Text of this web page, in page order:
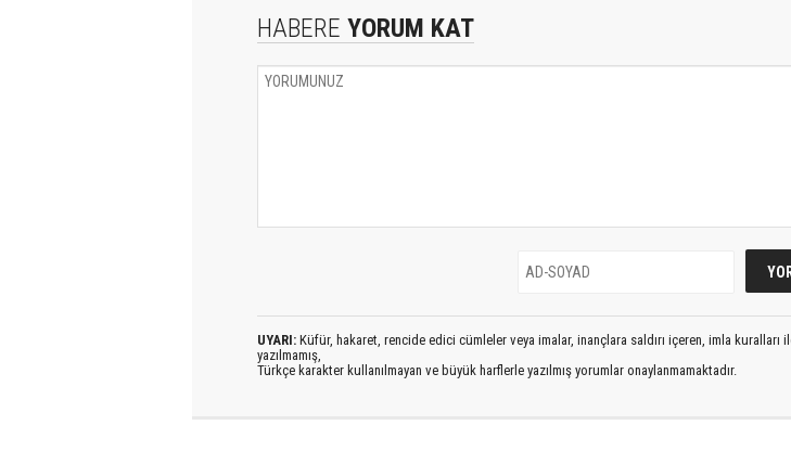
HABERE YORUM KAT
UYARI: Küfür, hakaret, rencide edici cümleler veya imalar, inançlara saldırı içeren, imla kuralları
yazılmamış,
Türkçe karakter kullanılmayan ve büyük harflerle yazılmış yorumlar onaylanmamaktadır.